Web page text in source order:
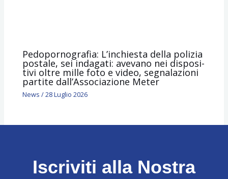
Pedopornografia: L’inchie­sta della poli­zia
postale, sei inda­gati: avevano nei dispo­si­
tivi oltre mille foto e video, segnalazioni
partite dall’Associazione Meter
News /28 Luglio 2026
Iscriviti alla Nostra